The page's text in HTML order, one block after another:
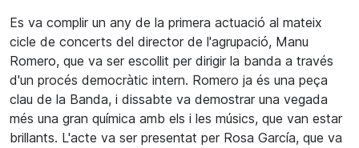
Es va complir un any de la primera actuació al mateix
cicle de concerts del director de l'agrupació, Manu
Romero, que va ser escollit per dirigir la banda a través
d'un procés democràtic intern. Romero ja és una peça
clau de la Banda, i dissabte va demostrar una vegada
més una gran química amb els i les músics, que van estar
brillants. L'acte va ser presentat per Rosa García, que va